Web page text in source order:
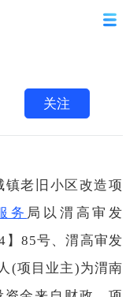
关注
镇老旧小区改造项
务 局以渭高审发
】85号、渭高审发
(项目业主)为渭南